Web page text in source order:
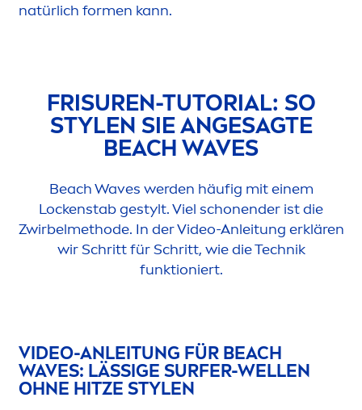
natürlich formen kann.
FRISUREN-TUTORIAL: SO
STYLEN SIE ANGESAGTE
BEACH WAVES
Beach Waves werden häufig mit einem
Lockenstab gestylt. Viel schonender ist die
Zwirbelmethode. In der Video-Anleitung erklären
wir Schritt für Schritt, wie die Technik
funktioniert.
VIDEO-ANLEITUNG FÜR BEACH
WAVES: LÄSSIGE SURFER-WELLEN
OHNE HITZE STYLEN